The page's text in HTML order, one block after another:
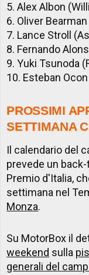
5. Alex Albon
6. Oliver
7. Lance Stroll
8. Fernando
9. Yuki Tsunoda
10. Esteban
PROSSIMI
SETTIMANA
Il calendario del
prevede un back-
Premio d'Italia,
settimana nel
Monza.
Su MotorBox il
weekend sulla
generali del